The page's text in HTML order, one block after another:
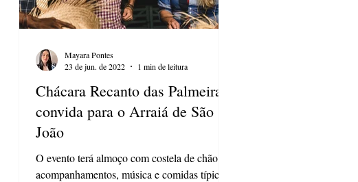
Chácara Recanto das Palmeiras
convida para o Arraiá de São
João
O evento terá almoço com costela de chão e
acompanhamentos, música e comidas típicas
Mayara Pontes
23 de jun. de 2022
1 min de leitura